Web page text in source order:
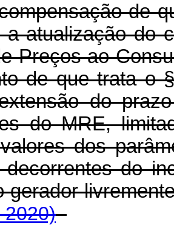
de
a atualização do
Preços ao
de que trata o
do
do MRE,
dos
decorrentes do
gerador
2020)